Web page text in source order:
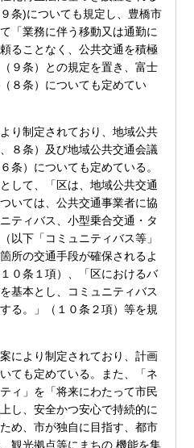
条)についても規定し、豊橋市
「業務に伴う移動又は通勤に
ることなく、公共交通を積極
９条）との規定を置き、富士
８条）についても定めてい
り制定されており、地域公共
８条）及び地域公共交通会議
条）についても定めている。
して、「区は、地域公共交通
いては、公共交通事業者に協
ティバス、小型乗合交通・タ
以下「コミュニティバス等」
所の交通手段が確保されるよ
０条１項）、「区におけるバ
基本とし、コミュニティバス
る。」（１０条２項）等を規
により制定されており、計画
ても定めている。また、「ネ
ィ」を「将来にわたって市民
し、安全かつ安心で持続的に
め、市が独自に目指す、都市
観光拠点等にまちの 機能を集